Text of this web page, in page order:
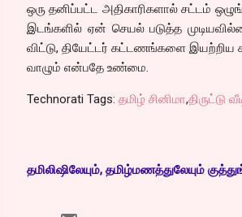
ஒரு தனிப்பட்ட அதிகாரிகளால் சட்டம்
இடங்களில் ஏன் செயல் படுத்த
விட்டு, தியேட்டர் கட்டணங்களை இயற்றிய
வாழும் என்பதே உண்மை.
Technorati Tags: தமிழ் சினிமா,திருட்டு
தமிலிஷிலேயும், தமிழ்மணத்துலேயும்